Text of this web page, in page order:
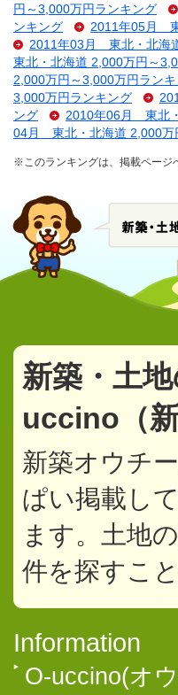
円～3,000万円ランキング
ンキング
2011年05月
2011年03月 東北・北海
東北・北海道 2,000万円～
2,000万円～3,000万円ラン
3,000万円ランキング
ング
2010年06月 東北
04月 東北・北海道 2,000万
※このランキングは、掲載ページ
新築・土
uccino（
新築オウチ
ぱい掲載し
ます。土地
件を探すこ
Information
O-uccino(オ